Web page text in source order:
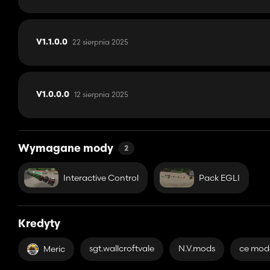
V1.1.0.0 22 sierpnia 2025
V1.0.0.0 12 sierpnia 2025
Wymagane mody 2
Interactive Control Pack EGLI
Kredyty
Meric sgt.wallcroftvale N.V.mods ce